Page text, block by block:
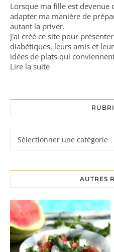
Lorsque ma fille est devenue
adapter ma manière de
autant la priver.
J'ai créé ce site pour
diabétiques, leurs amis et
idées de plats qui
Lire la suite
AUTRES